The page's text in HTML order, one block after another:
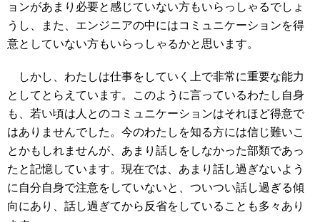
ョンがあまり必要と感じていない方もいらっしゃるでしょ
うし、また、エンジニアの中にはコミュニケーションを得
意としていない方もいらっしゃるかと思います。
しかし、わたしは仕事をしていく上で非常に重要な能力
としてとらえています。このように言っているわたし自身
も、若い頃は人とのコミュニケーションはそれほど得意で
はありませんでした。今のわたしを知る方には信じ難いこ
とかもしれませんが、あまり話しをしなかった部類であっ
たと記憶しています。現在では、あまり話し過ぎないよう
に自分自身で注意をしていないと、ついつい話し過ぎる傾
向にあり、話し過ぎてから反省をしていることも多々あり